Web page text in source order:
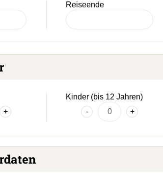
Reiseende
+
Kinder (bis 12 Jahren)
-
+